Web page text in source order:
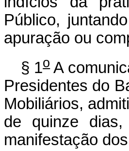
Público,
apuração ou
§ 1oA
Presidentes do
Mobiliários,
de quinze
manifestação